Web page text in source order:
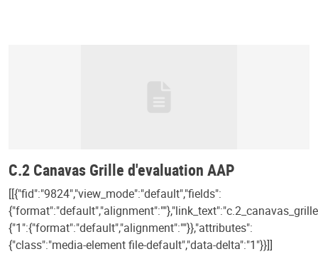
C.2 Canavas Grille d'evaluation AAP
[[{"fid":"9824","view_mode":"default","fields":
{"1":{"format":"default","alignment":""}},"attributes":
{"class":"media-element file-default","data-delta":"1"}}]]